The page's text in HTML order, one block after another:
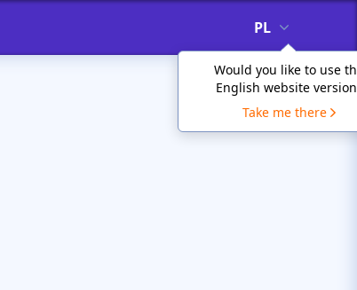
PL
Would you like to use
English website
Take me there